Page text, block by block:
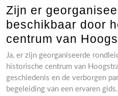
Zijn er
beschikbaar door
centrum van
Ja, er zijn georganiseerde
historische centrum van
geschiedenis en de verborgen
begeleiding van een ervaren